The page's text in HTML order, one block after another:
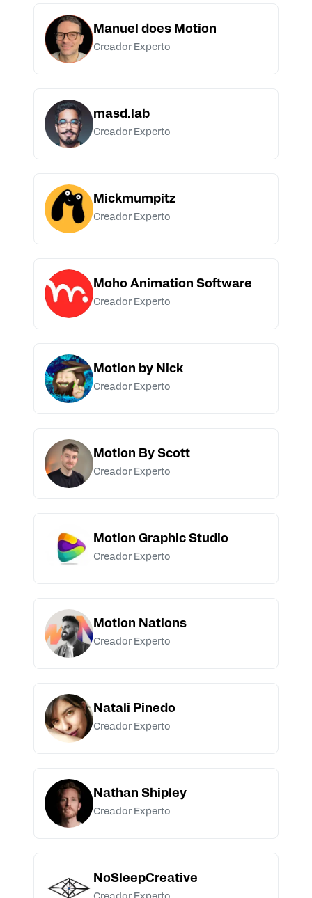
Manuel does Motion
Creador Experto
masd.lab
Creador Experto
Mickmumpitz
Creador Experto
Moho Animation Software
Creador Experto
Motion by Nick
Creador Experto
Motion By Scott
Creador Experto
Motion Graphic Studio
Creador Experto
Motion Nations
Creador Experto
Natali Pinedo
Creador Experto
Nathan Shipley
Creador Experto
NoSleepCreative